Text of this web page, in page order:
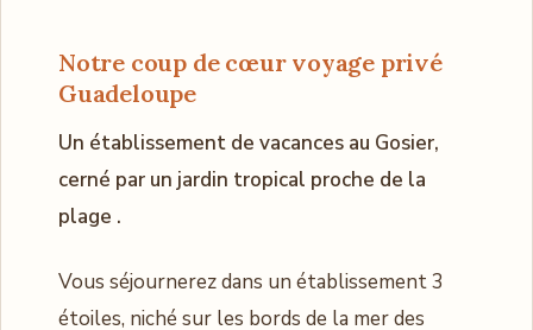
Notre coup de cœur voyage privé
Guadeloupe
Un établissement de vacances au Gosier,
cerné par un jardin tropical proche de la
plage .
Vous séjournerez dans un établissement 3
étoiles, niché sur les bords de la mer des